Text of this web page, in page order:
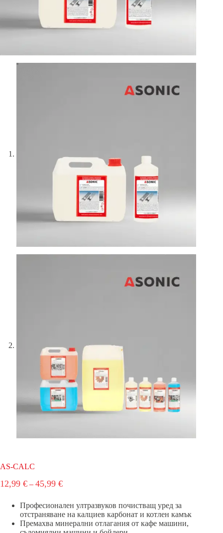
AS-CALC
12,99 € – 45,99 €Price
through
45,99 €
Професионален ултразвуков почистващ уред за
отстраняване на калциев карбонат и котлен камък
Премахва минерални отлагания от кафе машини,